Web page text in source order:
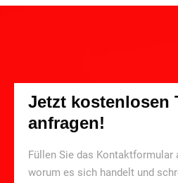
Jetzt kostenlosen
anfragen!
Füllen Sie das Kontaktformular
worum es sich handelt und